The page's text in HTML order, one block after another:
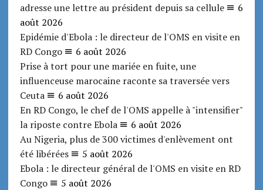
adresse une lettre au président depuis sa cellule
6
août 2026
Epidémie d'Ebola : le directeur de l'OMS en visite en
RD Congo
6 août 2026
Prise à tort pour une mariée en fuite, une
influenceuse marocaine raconte sa traversée vers
Ceuta
6 août 2026
En RD Congo, le chef de l'OMS appelle à "intensifier"
la riposte contre Ebola
6 août 2026
Au Nigeria, plus de 300 victimes d'enlèvement ont
été libérées
5 août 2026
Ebola : le directeur général de l'OMS en visite en RD
Congo
5 août 2026